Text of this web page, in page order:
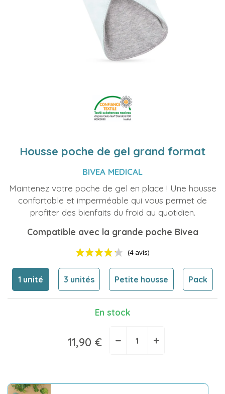
Housse poche de gel grand format
BIVEA MEDICAL
Maintenez votre poche de gel en place ! Une housse
confortable et imperméable qui vous permet de
profiter des bienfaits du froid au quotidien.
Compatible avec la grande poche Bivea
(4 avis)
1 unité 3 unités Petite housse Pack
En stock
11,90 € − +